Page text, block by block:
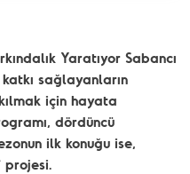
Yaratıyor Sabancı
sağlayanların
için hayata
dördüncü
ilk konuğu ise,